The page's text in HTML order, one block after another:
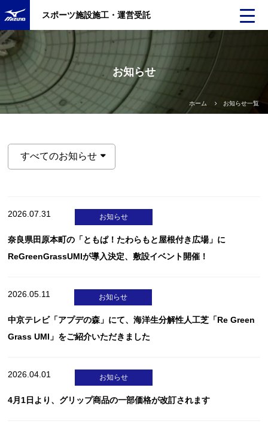
スポーツ施設施工・運営受託
お知らせ
ホーム お知らせ一覧
2026.07.31 お知らせ
奈良県田原本町の「ともぱ！たわらもと屋根付き広場」に
ReGreenGrassUMIが導入決定、敷設イベント開催！
2026.05.11 お知らせ
中京テレビ「アプデの森」にて、海洋生分解性人工芝「Re Green
Grass UMI」をご紹介いただきました
2026.04.01 お知らせ
4月1日より、グリップ商品の一部価格が改訂されます